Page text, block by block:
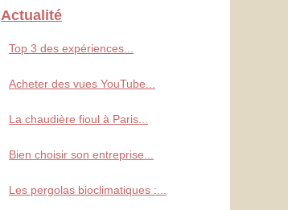
Actualité
Top 3 des expériences...
Acheter des vues YouTube...
La chaudière fioul à Paris...
Bien choisir son entreprise...
Les pergolas bioclimatiques :...